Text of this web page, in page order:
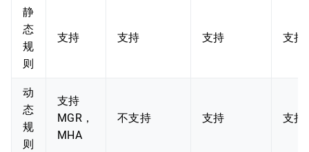
静
态
规
则
支持 支持 支持 支持
动
态
规
则
支持
MGR，
MHA
不支持 支持 支持